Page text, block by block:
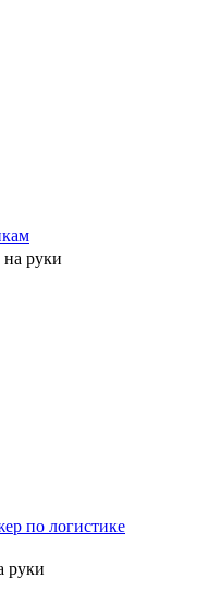
на руки
по логистике
руки